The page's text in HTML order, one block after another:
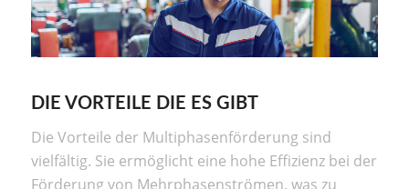
DIE VORTEILE DIE ES GIBT
Die Vorteile der Multiphasenförderung sind
vielfältig. Sie ermöglicht eine hohe Effizienz bei der
Förderung von Mehrphasenströmen, was zu